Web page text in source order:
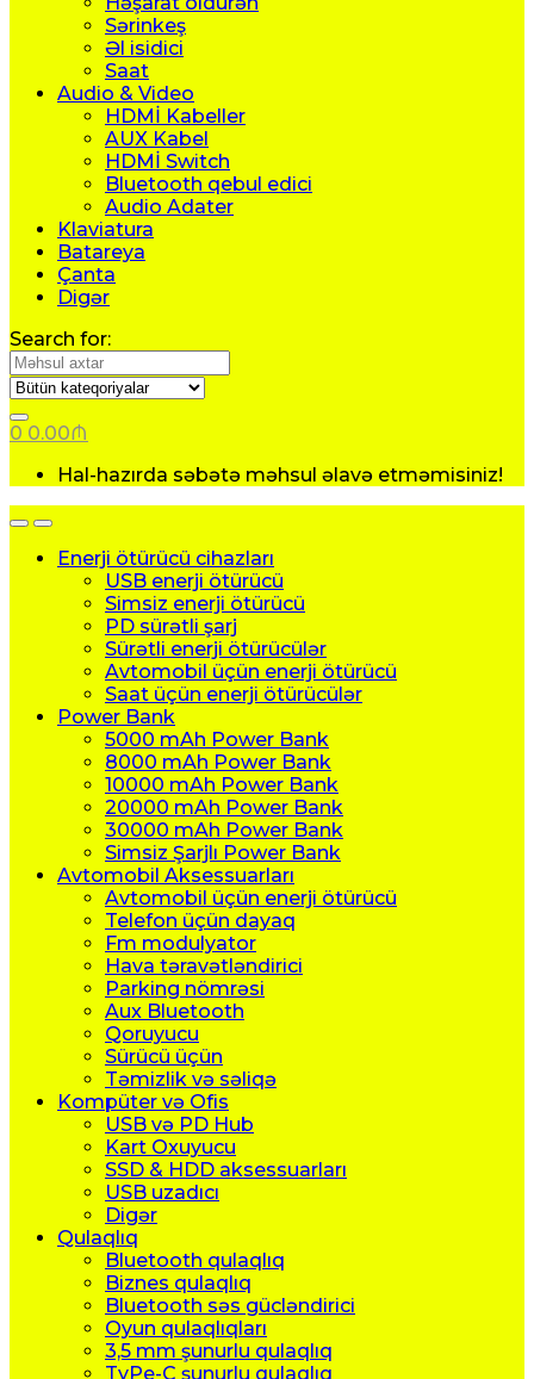
Sərinkeş
Əl isidici
Saat
Audio & Video
HDMİ Kabeller
AUX Kabel
HDMİ Switch
Bluetooth qebul edici
Audio Adater
Klaviatura
Batareya
Çanta
Digər
Search for:
0 0.00₼
Hal-hazırda səbətə məhsul əlavə etməmisiniz!
Enerji ötürücü cihazları
USB enerji ötürücü
Simsiz enerji ötürücü
PD sürətli şarj
Sürətli enerji ötürücülər
Avtomobil üçün enerji ötürücü
Saat üçün enerji ötürücülər
Power Bank
5000 mAh Power Bank
8000 mAh Power Bank
10000 mAh Power Bank
20000 mAh Power Bank
30000 mAh Power Bank
Simsiz Şarjlı Power Bank
Avtomobil Aksessuarları
Avtomobil üçün enerji ötürücü
Telefon üçün dayaq
Fm modulyator
Hava təravətləndirici
Parking nömrəsi
Aux Bluetooth
Qoruyucu
Sürücü üçün
Təmizlik və səliqə
Kompüter və Ofis
USB və PD Hub
Kart Oxuyucu
SSD & HDD aksessuarları
USB uzadıcı
Digər
Qulaqlıq
Bluetooth qulaqlıq
Biznes qulaqlıq
Bluetooth səs gücləndirici
Oyun qulaqlıqları
3,5 mm şunurlu qulaqlıq
TyPe-C şunurlu qulaqlıq